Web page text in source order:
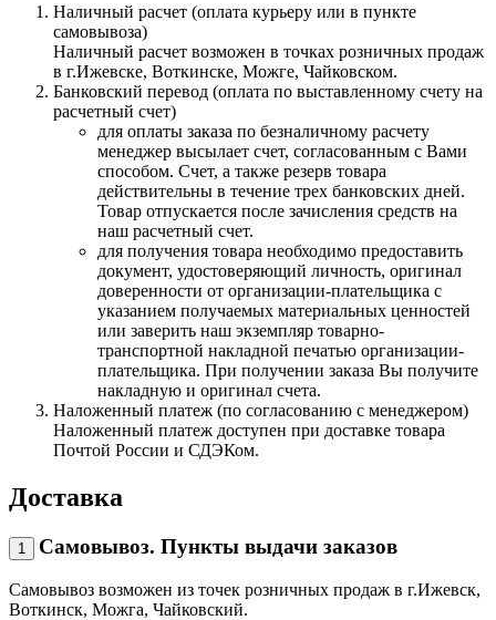
Наличный расчет (оплата курьеру или в пункте
самовывоза)
Наличный расчет возможен в точках розничных продаж
в г.Ижевске, Воткинске, Можге, Чайковском.
Банковский перевод (оплата по выставленному счету на
расчетный счет)
для оплаты заказа по безналичному расчету
менеджер высылает счет, согласованным с Вами
способом. Счет, а также резерв товара
действительны в течение трех банковских дней.
Товар отпускается после зачисления средств на
наш расчетный счет.
для получения товара необходимо предоставить
документ, удостоверяющий личность, оригинал
доверенности от организации-плательщика с
указанием получаемых материальных ценностей
или заверить наш экземпляр товарно-
транспортной накладной печатью организации-
плательщика. При получении заказа Вы получите
накладную и оригинал счета.
Наложенный платеж (по согласованию с менеджером)
Наложенный платеж доступен при доставке товара
Почтой России и СДЭКом.
Доставка
1 Самовывоз. Пункты выдачи заказов
Самовывоз возможен из точек розничных продаж в г.Ижевск,
Воткинск, Можга, Чайковский.